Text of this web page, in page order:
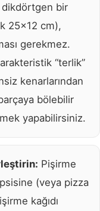
bir
25×12 cm),
gerekmez.
“terlik”
kenarlarından
bölebilir
yapabilirsiniz.
Pişirme
(veya pizza
kağıdı